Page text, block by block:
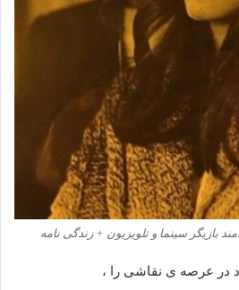
بازیگر سینما و تلویزیون + زندگی نامه
در عرصه ی نقاشی را ،